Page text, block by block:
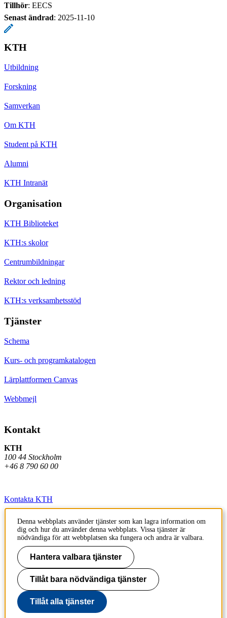
Tillhör: EECS
Senast ändrad: 2025-11-10
KTH
Utbildning
Forskning
Samverkan
Om KTH
Student på KTH
Alumni
KTH Intranät
Organisation
KTH Biblioteket
KTH:s skolor
Centrumbildningar
Rektor och ledning
KTH:s verksamhetsstöd
Tjänster
Schema
Kurs- och programkatalogen
Lärplattformen Canvas
Webbmejl
Kontakt
KTH
100 44 Stockholm
+46 8 790 60 00
Kontakta KTH
Jobba på KTH
Press och media
Faktura och betalning KTH
Om KTH:s webbplatser
Tillgänglighetsredogörelse
Denna webbplats använder tjänster som kan lagra information om
dig och hur du använder denna webbplats. Vissa tjänster är
nödvändiga för att webbplatsen ska fungera och andra är valbara.
Hantera valbara tjänster
Tillåt bara nödvändiga tjänster
Tillåt alla tjänster